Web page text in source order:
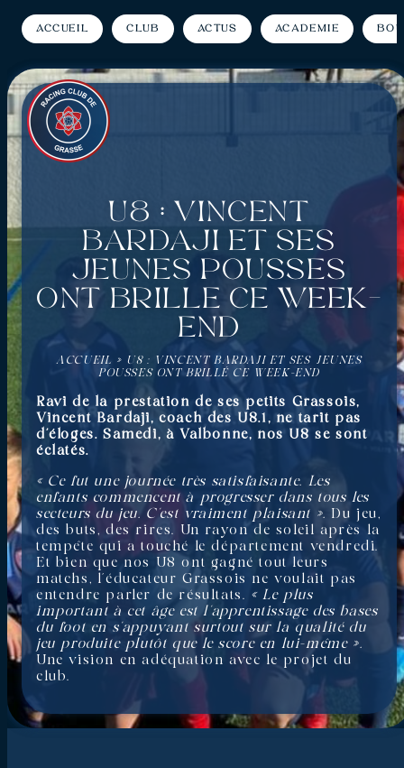
Accueil Club Actus Académie
U8 : Vincent
Bardaji et ses
jeunes pousses
ont brillé ce week-
end
ACCUEIL » U8 : VINCENT BARDAJI ET SES JEUNES
POUSSES ONT BRILLÉ CE WEEK-END
Ravi de la prestation de ses petits Grassois,
Vincent Bardaji, coach des U8.1, ne tarit pas
d’éloges. Samedi, à Valbonne, nos U8 se sont
éclatés.
« Ce fut une journée très satisfaisante. Les
enfants commencent à progresser dans tous les
secteurs du jeu. C’est vraiment plaisant ». Du jeu,
des buts, des rires. Un rayon de soleil après la
tempête qui a touché le département vendredi.
Et bien que nos U8 ont gagné tout leurs
matchs, l’éducateur Grassois ne voulait pas
entendre parler de résultats. « Le plus
important à cet âge est l’apprentissage des bases
du foot en s’appuyant surtout sur la qualité du
jeu produite plutôt que le score en lui-même ».
Une vision en adéquation avec le projet du
club.